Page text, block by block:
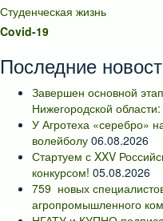
Студенческая жизнь
Covid-19
Последние
Завершен основной
Нижегородской
У Агротеха «серебро»
волейболу 06.08.2026
Стартуем с XXV
конкурсом! 05.08.2026
759 новых
агропромышленного